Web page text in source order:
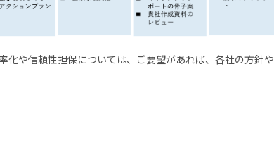
や信頼性担保については、ご要望があれば、各社の方針や